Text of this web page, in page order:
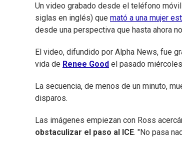
Un video grabado desde el teléfono
siglas en inglés) que mató a una mujer
desde una perspectiva que hasta ahora
El video, difundido por Alpha News, fue
vida de Renee Good el pasado
La secuencia, de menos de un minuto,
disparos.
Las imágenes empiezan con Ross
obstaculizar el paso al ICE. "No pasa